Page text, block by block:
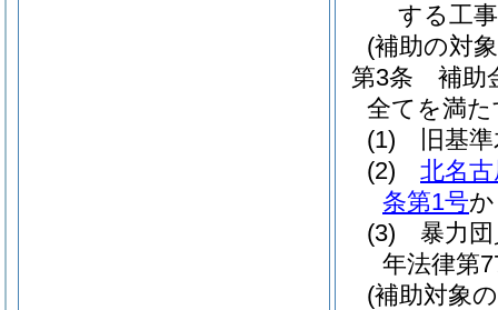
する工
(補助の対
第3条
補助
全てを満
(1)
旧基
(2)
北名
条第1号
(3)
暴力
年法律第
(補助対象